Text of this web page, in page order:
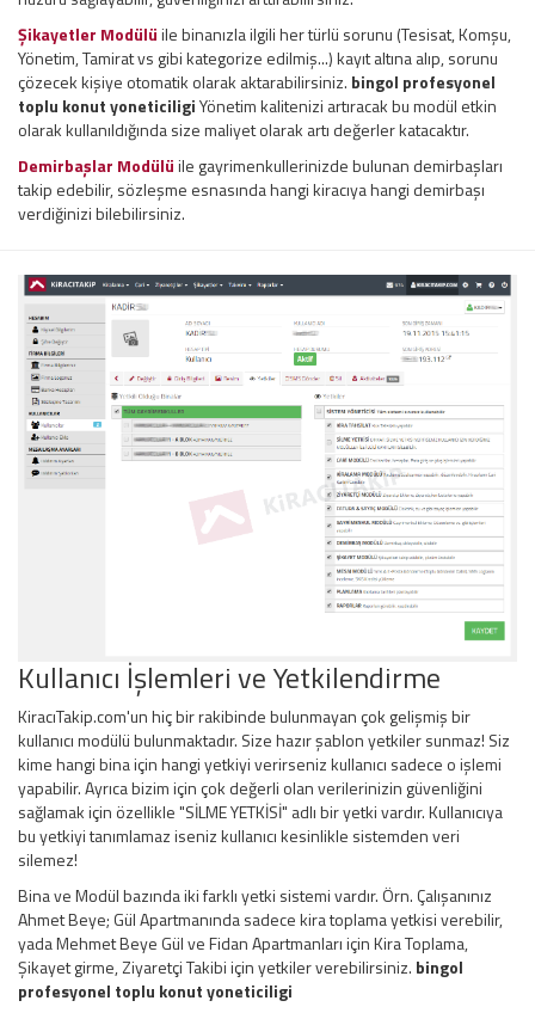
Şikayetler Modülüile binanızla ilgili her türlü sorunu (Tesisat, Komşu,
Yönetim, Tamirat vs gibi kategorize edilmiş...) kayıt altına alıp, sorunu
çözecek kişiye otomatik olarak aktarabilirsiniz. bingol profesyonel
toplu konut yoneticiligiYönetim kalitenizi artıracak bu modül etkin
olarak kullanıldığında size maliyet olarak artı değerler katacaktır.
Demirbaşlar Modülüile gayrimenkullerinizde bulunan demirbaşları
takip edebilir, sözleşme esnasında hangi kiracıya hangi demirbaşı
verdiğinizi bilebilirsiniz.
Kullanıcı İşlemleri ve Yetkilendirme
KiracıTakip.com'un hiç bir rakibinde bulunmayan çok gelişmiş bir
kullanıcı modülü bulunmaktadır. Size hazır şablon yetkiler sunmaz! Siz
kime hangi bina için hangi yetkiyi verirseniz kullanıcı sadece o işlemi
yapabilir. Ayrıca bizim için çok değerli olan verilerinizin güvenliğini
sağlamak için özellikle "SİLME YETKİSİ" adlı bir yetki vardır. Kullanıcıya
bu yetkiyi tanımlamaz iseniz kullanıcı kesinlikle sistemden veri
silemez!
Bina ve Modül bazında iki farklı yetki sistemi vardır. Örn. Çalışanınız
Ahmet Beye; Gül Apartmanında sadece kira toplama yetkisi verebilir,
yada Mehmet Beye Gül ve Fidan Apartmanları için Kira Toplama,
Şikayet girme, Ziyaretçi Takibi için yetkiler verebilirsiniz. bingol
profesyonel toplu konut yoneticiligi